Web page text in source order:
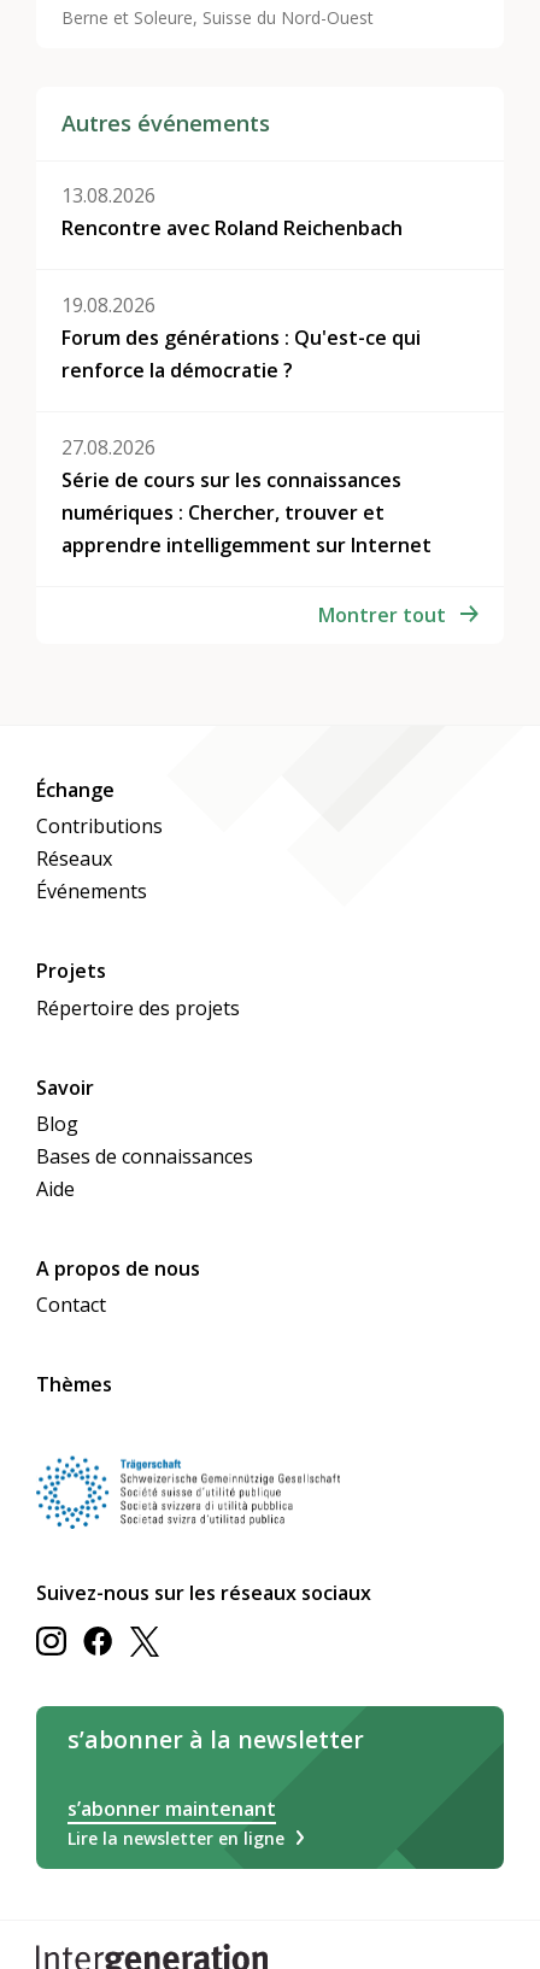
Berne et Soleure, Suisse du Nord-Ouest
Autres événements
13.08.2026
Rencontre avec Roland Reichenbach
19.08.2026
Forum des générations : Qu'est-ce qui
renforce la démocratie ?
27.08.2026
Série de cours sur les connaissances
numériques : Chercher, trouver et
apprendre intelligemment sur Internet
Montrer tout
Échange
Contributions
Réseaux
Événements
Projets
Répertoire des projets
Savoir
Blog
Bases de connaissances
Aide
A propos de nous
Contact
Thèmes
Suivez-nous sur les réseaux sociaux
s’abonner à la newsletter
s’abonner maintenant
Lire la newsletter en ligne